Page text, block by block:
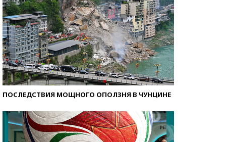
ПОСЛЕДСТВИЯ МОЩНОГО ОПОЛЗНЯ В ЧУНЦИНЕ